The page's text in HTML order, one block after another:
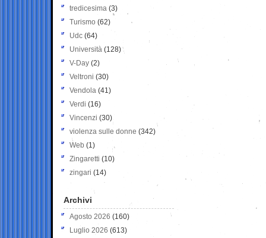
tredicesima (3)
Turismo (62)
Udc (64)
Università (128)
V-Day (2)
Veltroni (30)
Vendola (41)
Verdi (16)
Vincenzi (30)
violenza sulle donne (342)
Web (1)
Zingaretti (10)
zingari (14)
Archivi
Agosto 2026 (160)
Luglio 2026 (613)